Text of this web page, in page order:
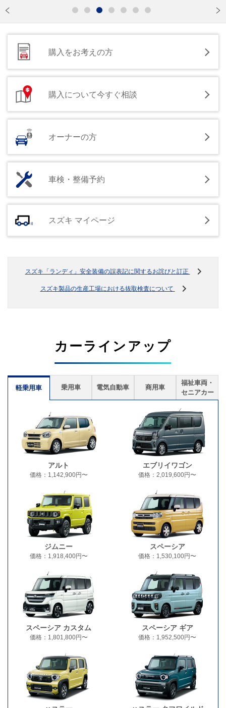
購入をお考えの方
購入について今すぐ相談
オーナーの方
車検・整備予約
スズキ マイページ
スズキ「ランディ」安全装備の誤表記に関するお詫びと訂正
スズキ製品の生産工場における抜取検査について
カーラインアップ
軽乗用車
アルト
価格：1,142,900円〜
エブリイワゴン
価格：2,019,600円〜
ジムニー
価格：1,918,400円〜
スペーシア
価格：1,530,100円〜
スペーシア カスタム
価格：1,801,800円〜
スペーシア ギア
価格：1,952,500円〜
乗用車 電気自動車 商用車
福祉車両・
セニアカー